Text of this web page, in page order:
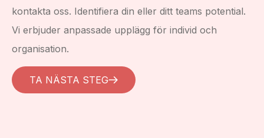
kontakta oss. Identifiera din eller ditt teams potential.
Vi erbjuder anpassade upplägg för individ och
organisation.
TA NÄSTA STEG